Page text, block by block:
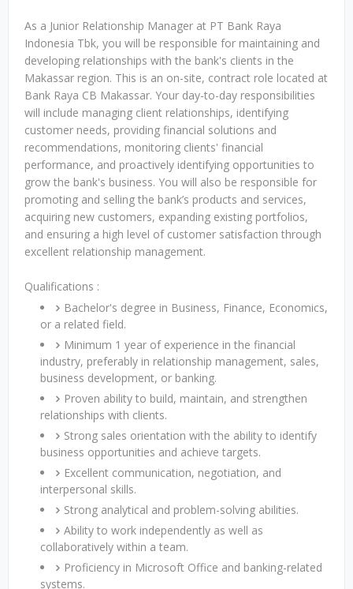
As a Junior Relationship Manager at PT Bank Raya
Indonesia Tbk, you will be responsible for maintaining and
developing relationships with the bank's clients in the
Makassar region. This is an on-site, contract role located at
Bank Raya CB Makassar. Your day-to-day responsibilities
will include managing client relationships, identifying
customer needs, providing financial solutions and
recommendations, monitoring clients' financial
performance, and proactively identifying opportunities to
grow the bank's business. You will also be responsible for
promoting and selling the bank’s products and services,
acquiring new customers, expanding existing portfolios,
and ensuring a high level of customer satisfaction through
excellent relationship management.
Qualifications :
Bachelor's degree in Business, Finance, Economics,
or a related field.
Minimum 1 year of experience in the financial
industry, preferably in relationship management, sales,
business development, or banking.
Proven ability to build, maintain, and strengthen
relationships with clients.
Strong sales orientation with the ability to identify
business opportunities and achieve targets.
Excellent communication, negotiation, and
interpersonal skills.
Strong analytical and problem-solving abilities.
Ability to work independently as well as
collaboratively within a team.
Proficiency in Microsoft Office and banking-related
systems.